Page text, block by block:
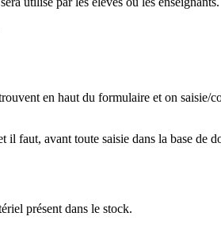
en haut du formulaire et on
faut, avant toute saisie dans la base de
présent dans le stock.